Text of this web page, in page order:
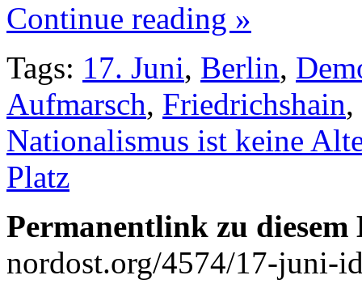
Continue reading »
Tags: 17. Juni, Berlin,
Aufmarsch, Friedrichshain,
Nationalismus ist keine
Platz
Permanentlink zu
nordost.org/4574/17-juni-